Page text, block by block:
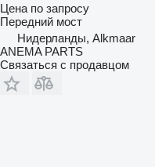
Цена по запросу
Передний мост
Нидерланды, Alkmaar
ANEMA PARTS
Связаться с продавцом